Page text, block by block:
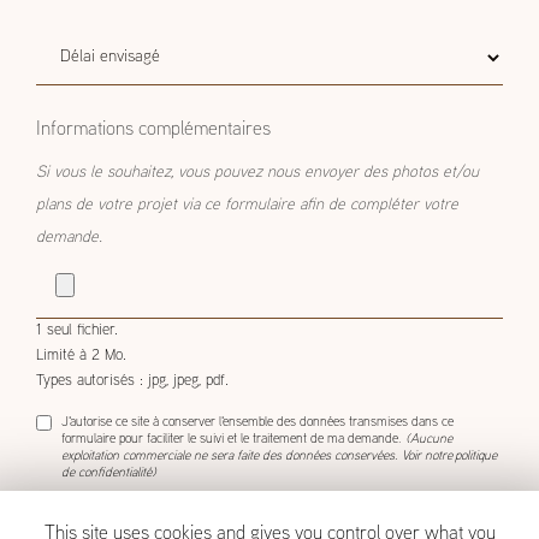
Délai
envisagé
Délai envisagé
Informations complémentaires
Si vous le souhaitez, vous pouvez nous envoyer des photos et/ou
plans de votre projet via ce formulaire afin de compléter votre
demande.
1 seul fichier.
Limité à 2 Mo.
Types autorisés : jpg, jpeg, pdf.
J'autorise ce site à conserver l'ensemble des données transmises dans ce
formulaire pour faciliter le suivi et le traitement de ma demande. (Aucune
exploitation commerciale ne sera faite des données conservées. Voir notrepolitique
de confidentialité)
This site uses cookies and gives you control over what you